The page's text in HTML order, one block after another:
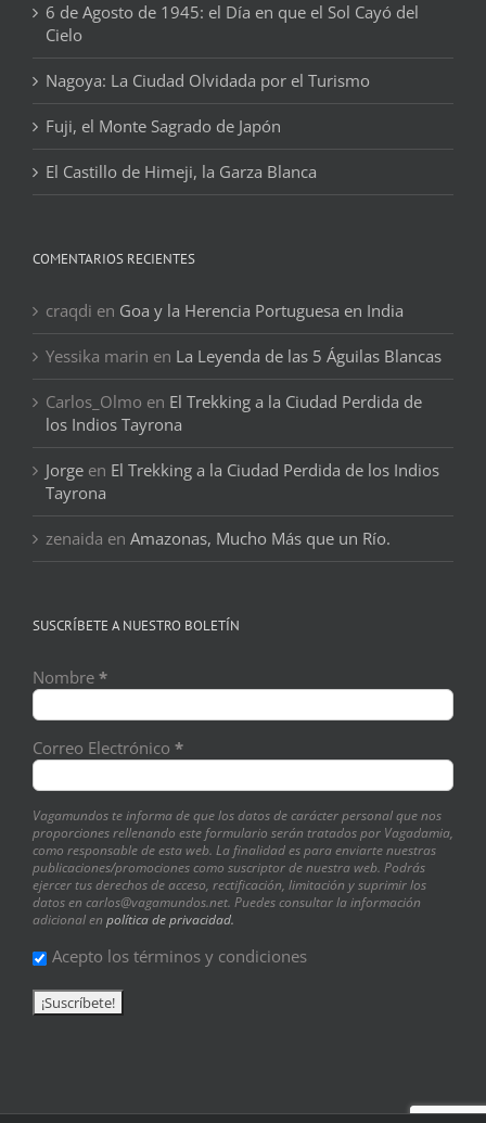
6 de Agosto de 1945: el Día en que el Sol Cayó del
Cielo
Nagoya: La Ciudad Olvidada por el Turismo
Fuji, el Monte Sagrado de Japón
El Castillo de Himeji, la Garza Blanca
COMENTARIOS RECIENTES
craqdi en Goa y la Herencia Portuguesa en India
Yessika marin en La Leyenda de las 5 Águilas Blancas
Carlos_Olmo en El Trekking a la Ciudad Perdida de
los Indios Tayrona
Jorge en El Trekking a la Ciudad Perdida de los Indios
Tayrona
zenaida en Amazonas, Mucho Más que un Río.
SUSCRÍBETE A NUESTRO BOLETÍN
Nombre *
Correo Electrónico *
Vagamundos te informa de que los datos de carácter personal que nos
proporciones rellenando este formulario serán tratados por Vagadamia,
como responsable de esta web. La finalidad es para enviarte nuestras
publicaciones/promociones como suscriptor de nuestra web. Podrás
ejercer tus derechos de acceso, rectificación, limitación y suprimir los
datos en carlos@vagamundos.net. Puedes consultar la información
adicional en política de privacidad.
Acepto los términos y condiciones